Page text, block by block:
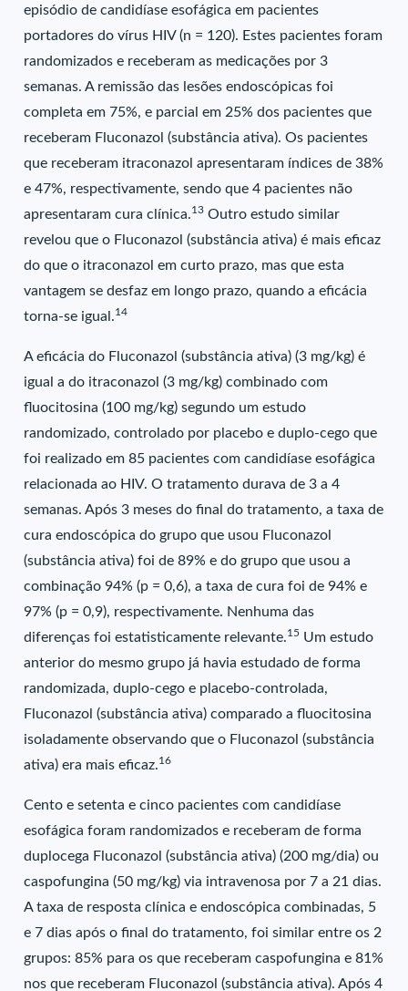
episódio de candidíase esofágica em pacientes
portadores do vírus HIV (n = 120). Estes pacientes foram
randomizados e receberam as medicações por 3
semanas. A remissão das lesões endoscópicas foi
completa em 75%, e parcial em 25% dos pacientes que
receberam Fluconazol (substância ativa). Os pacientes
que receberam itraconazol apresentaram índices de 38%
e 47%, respectivamente, sendo que 4 pacientes não
apresentaram cura clínica.13 Outro estudo similar
revelou que o Fluconazol (substância ativa) é mais eficaz
do que o itraconazol em curto prazo, mas que esta
vantagem se desfaz em longo prazo, quando a eficácia
torna-se igual.14
A eficácia do Fluconazol (substância ativa) (3 mg/kg) é
igual a do itraconazol (3 mg/kg) combinado com
fluocitosina (100 mg/kg) segundo um estudo
randomizado, controlado por placebo e duplo-cego que
foi realizado em 85 pacientes com candidíase esofágica
relacionada ao HIV. O tratamento durava de 3 a 4
semanas. Após 3 meses do final do tratamento, a taxa de
cura endoscópica do grupo que usou Fluconazol
(substância ativa) foi de 89% e do grupo que usou a
combinação 94% (p = 0,6), a taxa de cura foi de 94% e
97% (p = 0,9), respectivamente. Nenhuma das
diferenças foi estatisticamente relevante.15 Um estudo
anterior do mesmo grupo já havia estudado de forma
randomizada, duplo-cego e placebo-controlada,
Fluconazol (substância ativa) comparado a fluocitosina
isoladamente observando que o Fluconazol (substância
ativa) era mais eficaz.16
Cento e setenta e cinco pacientes com candidíase
esofágica foram randomizados e receberam de forma
duplocega Fluconazol (substância ativa) (200 mg/dia) ou
caspofungina (50 mg/kg) via intravenosa por 7 a 21 dias.
A taxa de resposta clínica e endoscópica combinadas, 5
e 7 dias após o final do tratamento, foi similar entre os 2
grupos: 85% para os que receberam caspofungina e 81%
nos que receberam Fluconazol (substância ativa). Após 4